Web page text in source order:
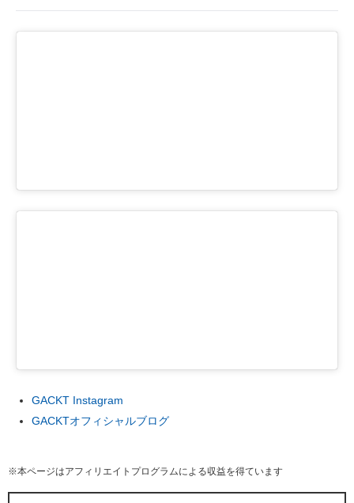
GACKT Instagram
GACKTオフィシャルブログ
※本ページはアフィリエイトプログラムによる収益を得ています